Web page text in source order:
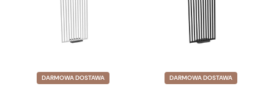
DARMOWA DOSTAWA DARMOWA DOSTAWA